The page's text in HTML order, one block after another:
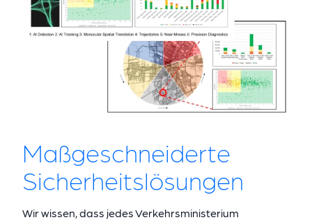
Maßgeschneiderte
Sicherheitslösungen
Wir wissen, dass jedes Verkehrsministerium